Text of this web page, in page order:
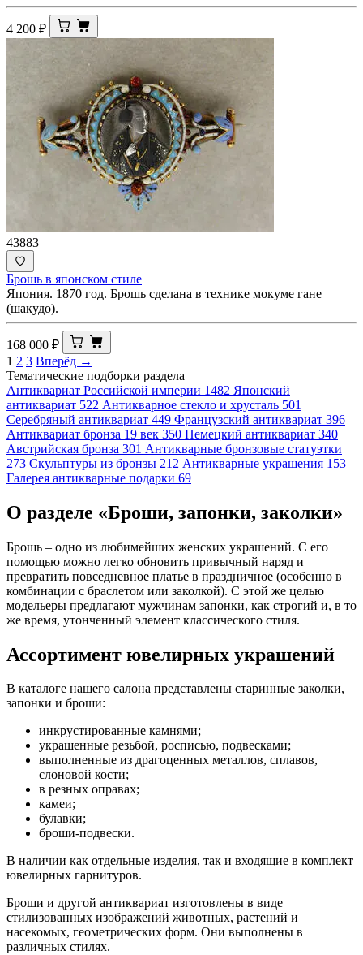
4 200 ₽
43883
Брошь в японском стиле
Япония. 1870 год. Брошь сделана в технике мокуме гане
(шакудо).
168 000 ₽
1 2 3 Вперёд →
Тематические подборки раздела
Антиквариат Российской империи 1482 Японский
антиквариат 522 Антикварное стекло и хрусталь 501
Серебряный антиквариат 449 Французский антиквариат 396
Антиквариат бронза 19 век 350 Немецкий антиквариат 340
Австрийская бронза 301 Антикварные бронзовые статуэтки
273 Скульптуры из бронзы 212 Антикварные украшения 153
Галерея антикварные подарки 69
О разделе «Броши, запонки, заколки»
Брошь – одно из любимейших женских украшений. С его
помощью можно легко обновить привычный наряд и
превратить повседневное платье в праздничное (особенно в
комбинации с браслетом или заколкой). С этой же целью
модельеры предлагают мужчинам запонки, как строгий и, в то
же время, утонченный элемент классического стиля.
Ассортимент ювелирных украшений
В каталоге нашего салона представлены старинные заколки,
запонки и броши:
инкрустированные камнями;
украшенные резьбой, росписью, подвесками;
выполненные из драгоценных металлов, сплавов,
слоновой кости;
в резных оправах;
камеи;
булавки;
броши-подвески.
В наличии как отдельные изделия, так и входящие в комплект
ювелирных гарнитуров.
Броши и другой антиквариат изготовлены в виде
стилизованных изображений животных, растений и
насекомых, геометрических форм. Они выполнены в
различных стилях.